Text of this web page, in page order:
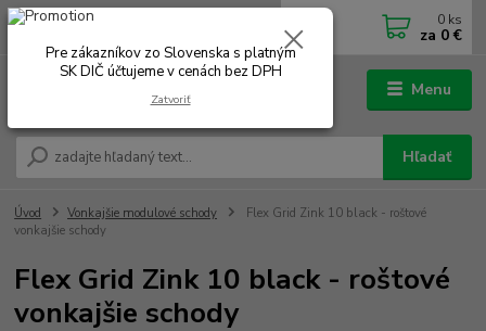
Menu
Hľadať
0902 180 499
0 ks
za 0 €
Úvod Vonkajšie modulové schody
Flex Grid Zink 10 black - roštové
vonkajšie schody
Flex Grid Zink 10 black - roštové
vonkajšie schody
Pre zákazníkov zo Slovenska s platným
SK DIČ účtujeme v cenách bez DPH
Zatvoriť